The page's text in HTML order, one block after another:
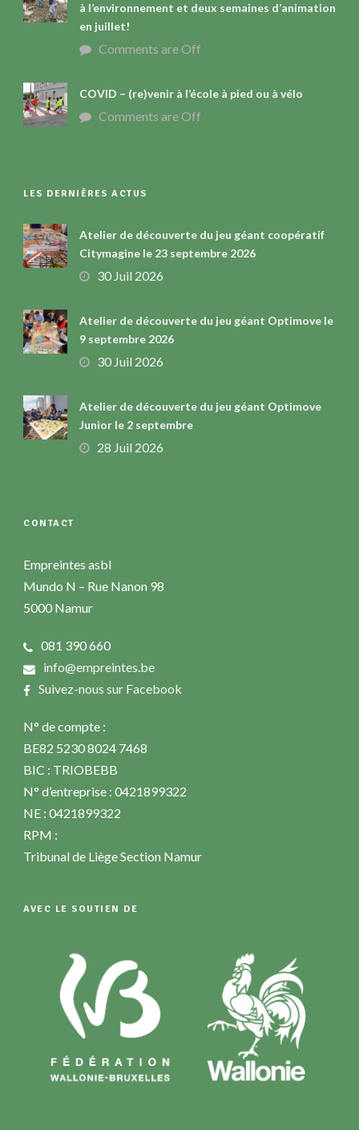
à l’environnement et deux semaines d’animation
en juillet!
Comments are Off
COVID – (re)venir à l’école à pied ou à vélo
Comments are Off
LES DERNIÈRES ACTUS
Atelier de découverte du jeu géant coopératif
Citymagine le 23 septembre 2026
30 Juil 2026
Atelier de découverte du jeu géant Optimove le
9 septembre 2026
30 Juil 2026
Atelier de découverte du jeu géant Optimove
Junior le 2 septembre
28 Juil 2026
CONTACT
Empreintes asbl
Mundo N – Rue Nanon 98
5000 Namur
081 390 660
info@empreintes.be
Suivez-nous sur Facebook
N° de compte :
BE82 5230 8024 7468
BIC : TRIOBEBB
N° d’entreprise : 0421899322
NE : 0421899322
RPM :
Tribunal de Liège Section Namur
AVEC LE SOUTIEN DE